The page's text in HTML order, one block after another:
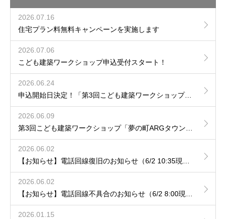
2026.07.16
住宅プラン料無料キャンペーンを実施します
2026.07.06
こども建築ワークショップ申込受付スタート！
2026.06.24
申込開始日決定！「第3回こども建築ワークショップ夢の町ARGタウンをつくろう！」
2026.06.09
2026.06.02
2026.06.02
2026.01.15